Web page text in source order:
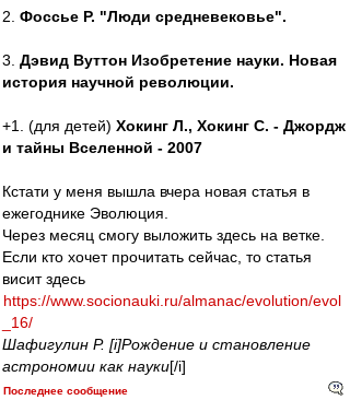
2. Фоссье Р. "Люди средневековье".
3. Дэвид Вуттон Изобретение науки. Новая
история научной революции.
+1. (для детей) Хокинг Л., Хокинг С. - Джордж
и тайны Вселенной - 2007
Кстати у меня вышла вчера новая статья в
ежегоднике Эволюция.
Через месяц смогу выложить здесь на ветке.
Если кто хочет прочитать сейчас, то статья
висит здесь
https://www.socionauki.ru/almanac/evolution/evol
_16/
Шафигулин Р. [i]Рождение и становление
астрономии как науки[/i]
Последнее сообщение